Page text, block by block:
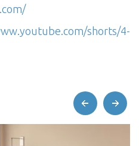
shorts/4-
prev next